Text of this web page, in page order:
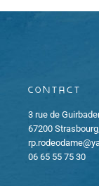
Contact
3 rue de
67200 Strasbourg,
06 65 55 75 30